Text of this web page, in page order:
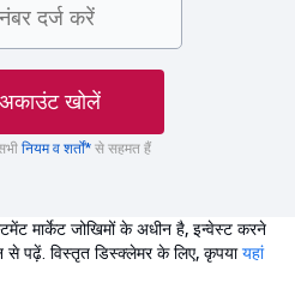
खोलें
नियम व शर्तों* से सहमत हैं
मार्केट जोखिमों के अधीन है, इन्वेस्ट करने
से पढ़ें. विस्तृत डिस्क्लेमर के लिए, कृपयायहां